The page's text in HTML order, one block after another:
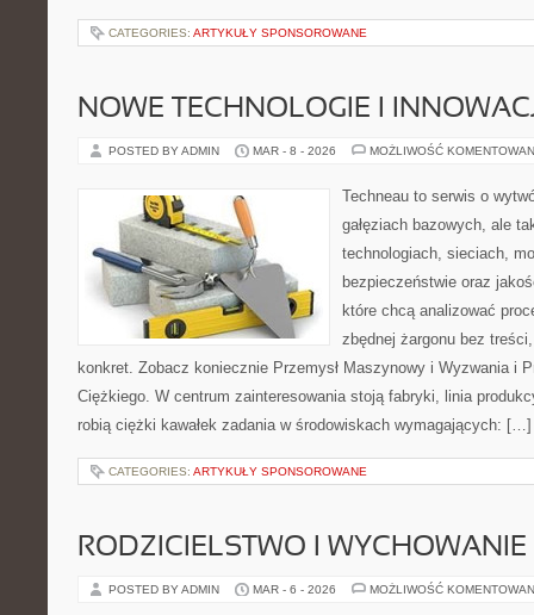
CATEGORIES: ARTYKUŁY SPONSOROWANE
NOWE TECHNOLOGIE I
POSTED BY ADMIN MAR - 8 - 2026 MOŻLIWOŚĆ
Techneau to serwis o
gałęziach bazowych, ale
technologiach, sieciach,
bezpieczeństwie oraz
które chcą analizować
zbędnej żargonu bez
konkret. Zobacz koniecznie Przemysł Maszynowy i Wyzwania i
Ciężkiego. W centrum zainteresowania stoją fabryki, linia
robią ciężki kawałek zadania w środowiskach wymagających: […]
CATEGORIES: ARTYKUŁY SPONSOROWANE
RODZICIELSTWO I WYCHOWANIE
POSTED BY ADMIN MAR - 6 - 2026 MOŻLIWOŚĆ